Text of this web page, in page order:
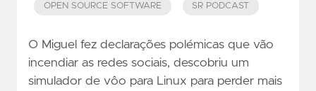
OPEN SOURCE SOFTWARE SR PODCAST
O Miguel fez declarações polémicas que vão
incendiar as redes sociais, descobriu um
simulador de vôo para Linux para perder mais